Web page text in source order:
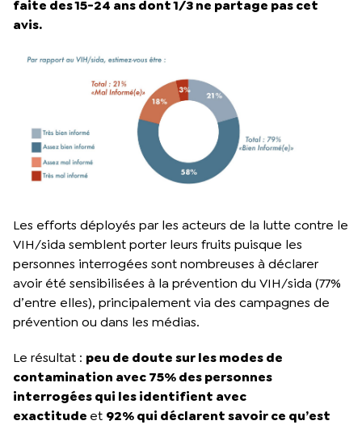
faite des 15-24 ans dont 1/3 ne partage pas cet
avis.
Les efforts déployés par les acteurs de la lutte contre le
VIH/sida semblent porter leurs fruits puisque les
personnes interrogées sont nombreuses à déclarer
avoir été sensibilisées à la prévention du VIH/sida (77%
d’entre elles), principalement via des campagnes de
prévention ou dans les médias.
Le résultat : peu de doute sur les modes de
contamination avec 75% des personnes
interrogées qui les identifient avec
exactitude et 92% qui déclarent savoir ce qu’est